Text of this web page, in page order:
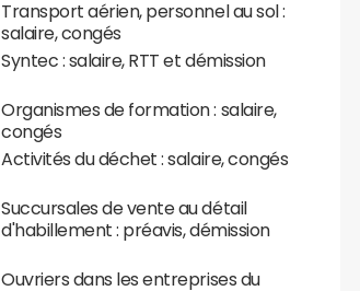
Transport aérien, personnel au sol :
salaire, congés
Syntec : salaire, RTT et démission
Organismes de formation : salaire,
congés
Activités du déchet : salaire, congés
Succursales de vente au détail
d'habillement : préavis, démission
Ouvriers dans les entreprises du